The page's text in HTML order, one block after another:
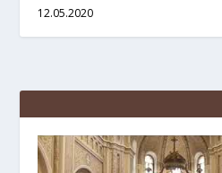
12.05.2020